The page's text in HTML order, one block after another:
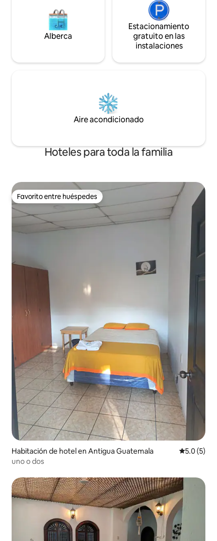
Alberca
Estacionamiento
gratuito en las
instalaciones
Aire acondicionado
Hoteles para toda la familia
Favorito entre huéspedes
Favorito entre huéspedes
Habitación de hotel en Antigua Guatemala
5.0 (5)
uno o dos